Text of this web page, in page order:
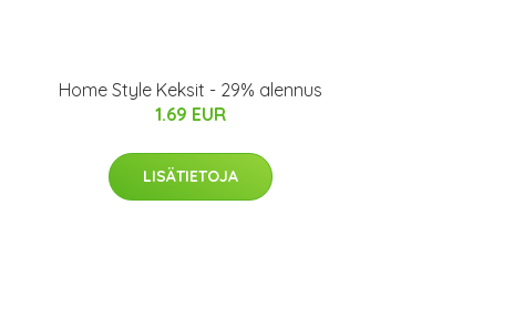
Home Style Keksit - 29% alennus
1.69 EUR
LISÄTIETOJA